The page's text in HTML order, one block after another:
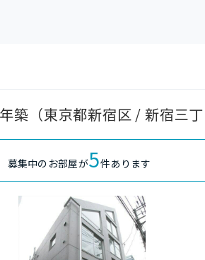
築（東京都新宿区 / 新宿三
募集中のお部屋が5件あります